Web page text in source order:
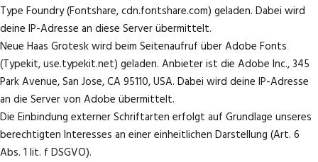
Type Foundry (Fontshare, cdn.fontshare.com) geladen. Dabei wird
deine IP-Adresse an diese Server übermittelt.
Neue Haas Grotesk wird beim Seitenaufruf über Adobe Fonts
(Typekit, use.typekit.net) geladen. Anbieter ist die Adobe Inc., 345
Park Avenue, San Jose, CA 95110, USA. Dabei wird deine IP-Adresse
an die Server von Adobe übermittelt.
Die Einbindung externer Schriftarten erfolgt auf Grundlage unseres
berechtigten Interesses an einer einheitlichen Darstellung (Art. 6
Abs. 1 lit. f DSGVO).